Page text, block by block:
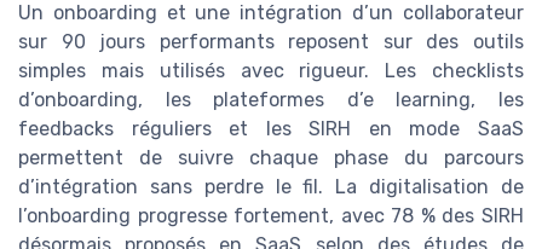
Un onboarding et une intégration d’un collaborateur
sur 90 jours performants reposent sur des outils
simples mais utilisés avec rigueur. Les checklists
d’onboarding, les plateformes d’e learning, les
feedbacks réguliers et les SIRH en mode SaaS
permettent de suivre chaque phase du parcours
d’intégration sans perdre le fil. La digitalisation de
l’onboarding progresse fortement, avec 78 % des SIRH